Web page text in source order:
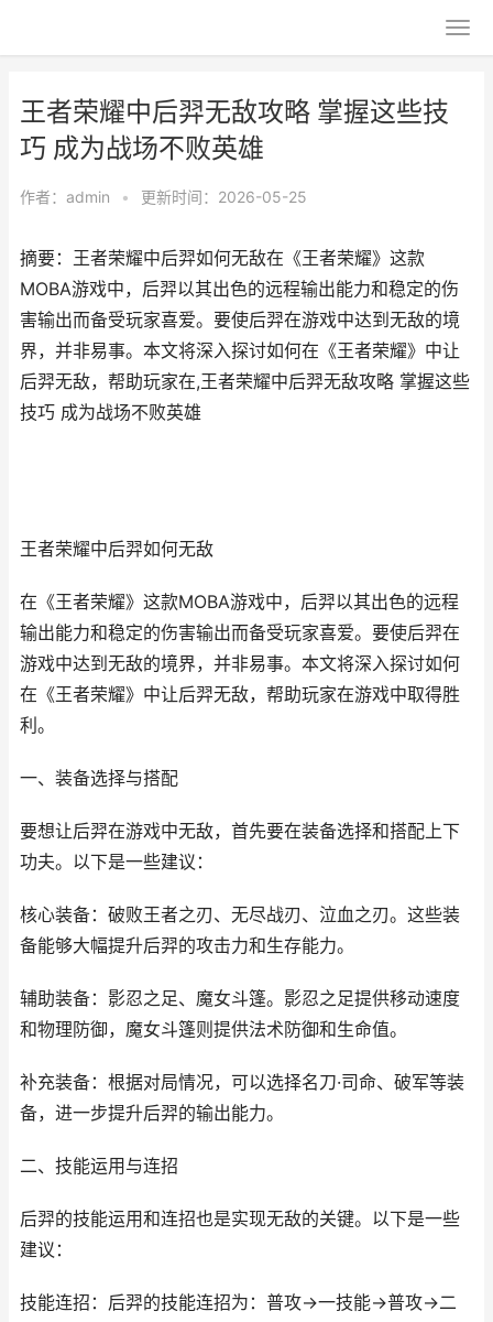
王者荣耀中后羿无敌攻略 掌握这些技
巧 成为战场不败英雄
作者： admin • 更新时间：2026-05-25
摘要：王者荣耀中后羿如何无敌在《王者荣耀》这款
MOBA游戏中，后羿以其出色的远程输出能力和稳定的伤
害输出而备受玩家喜爱。要使后羿在游戏中达到无敌的境
界，并非易事。本文将深入探讨如何在《王者荣耀》中让
后羿无敌，帮助玩家在,王者荣耀中后羿无敌攻略 掌握这些
技巧 成为战场不败英雄
王者荣耀中后羿如何无敌
在《王者荣耀》这款MOBA游戏中，后羿以其出色的远程
输出能力和稳定的伤害输出而备受玩家喜爱。要使后羿在
游戏中达到无敌的境界，并非易事。本文将深入探讨如何
在《王者荣耀》中让后羿无敌，帮助玩家在游戏中取得胜
利。
一、装备选择与搭配
要想让后羿在游戏中无敌，首先要在装备选择和搭配上下
功夫。以下是一些建议：
核心装备：破败王者之刃、无尽战刃、泣血之刃。这些装
备能够大幅提升后羿的攻击力和生存能力。
辅助装备：影忍之足、魔女斗篷。影忍之足提供移动速度
和物理防御，魔女斗篷则提供法术防御和生命值。
补充装备：根据对局情况，可以选择名刀·司命、破军等装
备，进一步提升后羿的输出能力。
二、技能运用与连招
后羿的技能运用和连招也是实现无敌的关键。以下是一些
建议：
技能连招：后羿的技能连招为：普攻→一技能→普攻→二